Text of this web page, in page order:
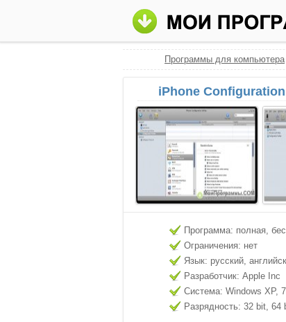
Программы для компьютера
iPhone
Программа: полная,
Ограничения: нет
Язык: русский,
Разработчик: Apple Inc
Система: Windows XP,
Разрядность: 32 bit, 64